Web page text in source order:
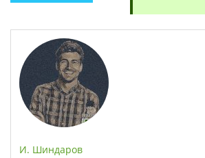
И. Шиндаров